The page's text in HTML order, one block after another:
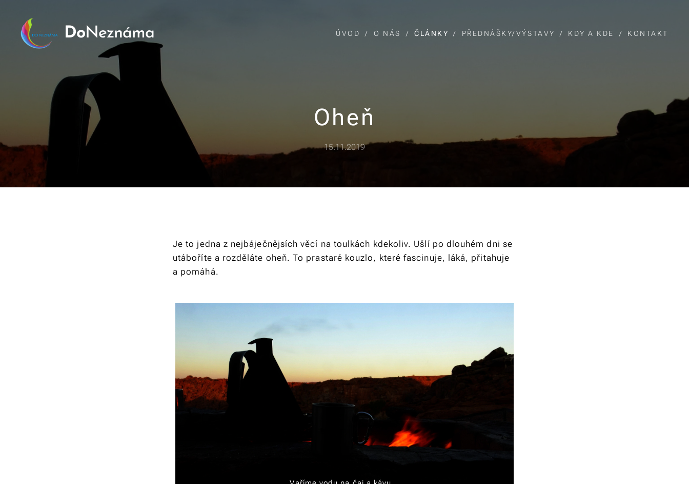
DoNeznáma ÚVOD O NÁS ČLÁNKY PŘEDNÁŠKY/VÝSTAVY KDY A KDE KONTAKT
Oheň
15.11.2019
Je to jedna z nejbáječnějsích věcí na toulkách kdekoliv. Ušlí po dlouhém dni se
utáboříte a rozděláte oheň. To prastaré kouzlo, které fascinuje, láká, přitahuje
a pomáhá.